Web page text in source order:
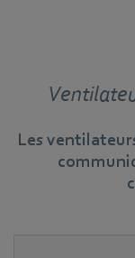
Les